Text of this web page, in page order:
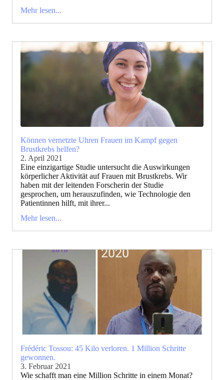
Mehr lesen...
Können vernetzte Uhren Frauen im Kampf gegen
Brustkrebs helfen?
2. April 2021
Eine einzigartige Studie untersucht die Auswirkungen
körperlicher Aktivität auf Frauen mit Brustkrebs. Wir
haben mit der leitenden Forscherin der Studie
gesprochen, um herauszufinden, wie Technologie den
Patientinnen hilft, mit ihrer...
Mehr lesen...
Frédéric Tossou: 45 Kilo verloren. 1 Million Schritte
gewonnen.
3. Februar 2021
Wie schafft man eine Million Schritte in einem Monat?